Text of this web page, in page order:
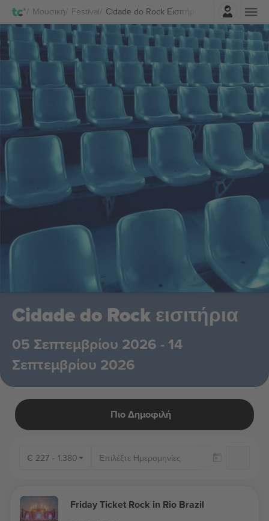
Μουσική Festival Cidade do Rock Εισιτήρια
Σύνδεση
Cidade do Rock εισιτήρια
05 Σεπτεμβρίου 2026 - 14
Σεπτεμβρίου 2026
Πιο Δημοφιλή
€ 227 - 1.380
Friday Ticket Rock in Rio Brazil